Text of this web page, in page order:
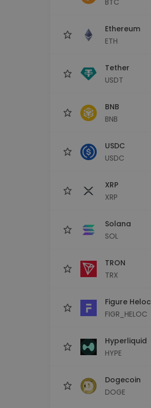
Ethereum
ETH
Tether
USDT
BNB
BNB
USDC
USDC
XRP
XRP
Solana
SOL
TRON
TRX
Figure Heloc
FIGR_HELOC
Hyperliquid
HYPE
Dogecoin
DOGE